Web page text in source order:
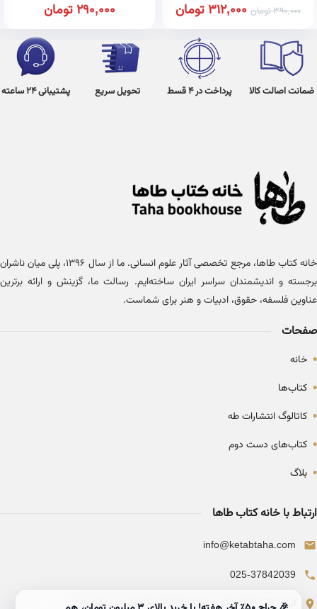
390,000تومان 312,000تومان
290,000تومان
ضمانت اصالت کالا پرداخت در 4 قسط تحویل سریع پشتیبانی 24 ساعته
خانه کتاب طاها، مرجع تخصصی آثار علوم انسانی. ما از سال ۱۳۹۶، پلی میان ناشران
برجسته و اندیشمندان سراسر ایران ساخته‌ایم. رسالت ما، گزینش و ارائه برترین
عناوین فلسفه، حقوق، ادبیات و هنر برای شماست.
صفحات
• خانه
• کتاب‌ها
• کاتالوگ انتشارات طه
• کتاب‌های دست دوم
• بلاگ
ارتباط با خانه کتاب طاها
info@ketabtaha.com
025-37842039
ایران، قم، بلوار معلم، مجتمع ناشران، طبقه سوم، واحد ۳۱۴